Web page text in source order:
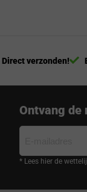
Direct verzonden!
Ontvang
* Lees hier de